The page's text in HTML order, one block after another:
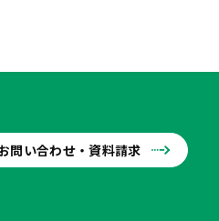
問い合わせ・資料請求